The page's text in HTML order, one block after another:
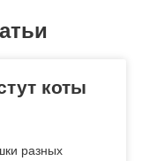
коты
разных